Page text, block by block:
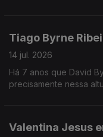
Tiago Byrne
14 jul. 2026
Há 7 anos que David
precisamente nessa
Valentina Jesus